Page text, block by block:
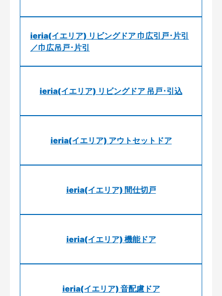
ieria(イエリア) リビングドア 巾広引戸･片引
／巾広吊戸･片引
ieria(イエリア) リビングドア 吊戸･引込
ieria(イエリア) アウトセットドア
ieria(イエリア) 間仕切戸
ieria(イエリア) 機能ドア
ieria(イエリア) 音配慮ドア